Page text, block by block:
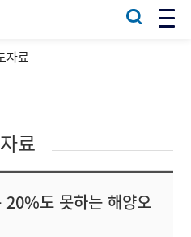
자료
료
도 못하는 해양오